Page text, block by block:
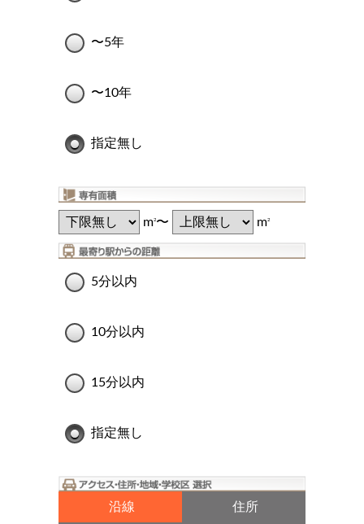
〜5年
〜10年
指定無し
m2〜 m2
5分以内
10分以内
15分以内
指定無し
沿線 住所